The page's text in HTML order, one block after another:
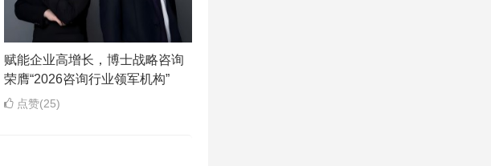
赋能企业高增长，博士战略咨询
荣膺“2026咨询行业领军机构”
点赞(25)